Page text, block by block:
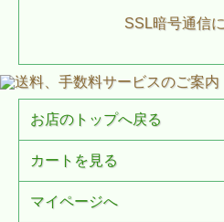
SSL暗号通信
お店のトップへ戻る
カートを見る
マイページへ